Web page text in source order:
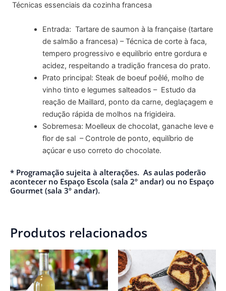
Técnicas essenciais da cozinha francesa
Entrada: Tartare de saumon à la française (tartare
de salmão a francesa) – Técnica de corte à faca,
tempero progressivo e equilíbrio entre gordura e
acidez, respeitando a tradição francesa do prato.
Prato principal: Steak de boeuf poêlé, molho de
vinho tinto e legumes salteados – Estudo da
reação de Maillard, ponto da carne, deglaçagem e
redução rápida de molhos na frigideira.
Sobremesa: Moelleux de chocolat, ganache leve e
flor de sal – Controle de ponto, equilíbrio de
açúcar e uso correto do chocolate.
* Programação sujeita à alterações. As aulas poderão
acontecer no Espaço Escola (sala 2º andar) ou no Espaço
Gourmet (sala 3º andar).
Produtos relacionados